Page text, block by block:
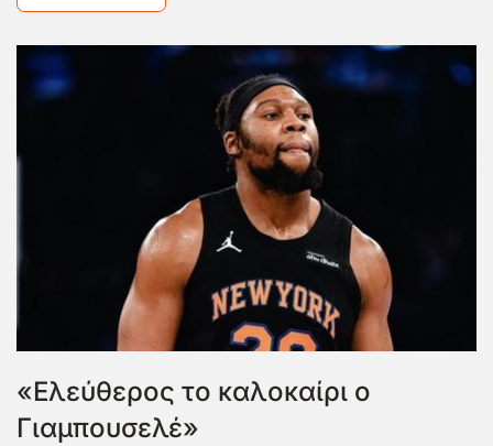
«Ελεύθερος το καλοκαίρι ο
Γιαμπουσελέ»